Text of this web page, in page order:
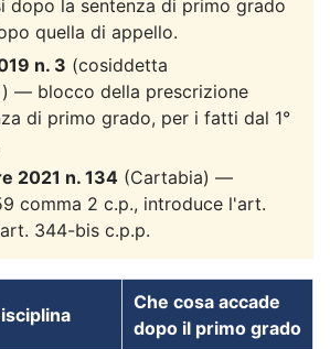
dopo la sentenza di primo grado
quella di appello.
n. 3 (cosiddetta
— blocco della prescrizione
di primo grado, per i fatti dal 1°
2021 n. 134 (Cartabia) —
comma 2 c.p., introduce l'art.
344-bis c.p.p.
Che cosa accade
dopo il primo grado